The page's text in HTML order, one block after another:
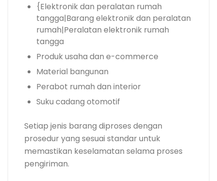
{Elektronik dan peralatan rumah
tangga|Barang elektronik dan peralatan
rumah|Peralatan elektronik rumah
tangga
Produk usaha dan e-commerce
Material bangunan
Perabot rumah dan interior
Suku cadang otomotif
Setiap jenis barang diproses dengan
prosedur yang sesuai standar untuk
memastikan keselamatan selama proses
pengiriman.